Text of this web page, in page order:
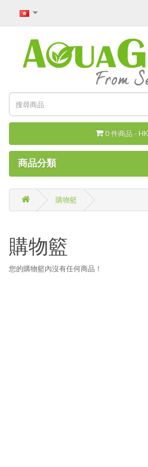
0 件商品 -
商品分類
購物籃
購物籃
您的購物籃內沒有任何商品！